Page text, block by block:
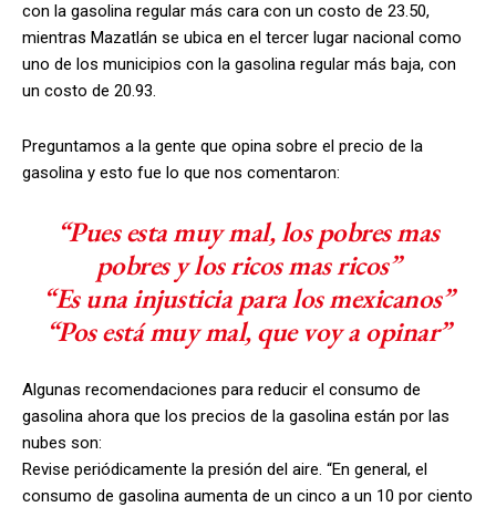
con la gasolina regular más cara con un costo de 23.50,
mientras Mazatlán se ubica en el tercer lugar nacional como
uno de los municipios con la gasolina regular más baja, con
un costo de 20.93.
Preguntamos a la gente que opina sobre el precio de la
gasolina y esto fue lo que nos comentaron:
“Pues esta muy mal, los pobres mas
pobres y los ricos mas ricos”
“Es una injusticia para los mexicanos”
“Pos está muy mal, que voy a opinar”
Algunas recomendaciones para reducir el consumo de
gasolina ahora que los precios de la gasolina están por las
nubes son:
Revise periódicamente la presión del aire. “En general, el
consumo de gasolina aumenta de un cinco a un 10 por ciento